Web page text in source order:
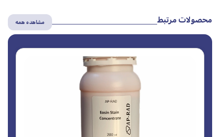
محصولات مرتبط مشاهده همه